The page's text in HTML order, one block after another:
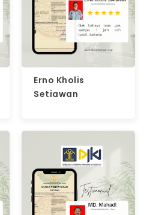
Erno Kholis
Setiawan